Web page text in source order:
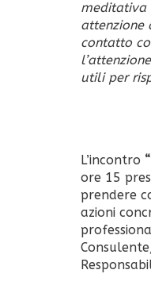
meditativa
attenzione
contatto
utili per
L’incontro
ore 15
prendere
azioni